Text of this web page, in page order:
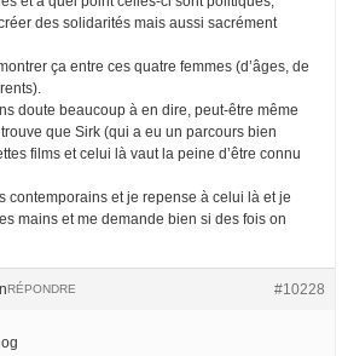
des solidarités mais aussi sacrément
ça entre ces quatre femmes (d’âges, de
doute beaucoup à en dire, peut-être même
que Sirk (qui a eu un parcours bien
films et celui là vaut la peine d’être connu
contemporains et je repense à celui là et je
mains et me demande bien si des fois on
#10228
RÉPONDRE